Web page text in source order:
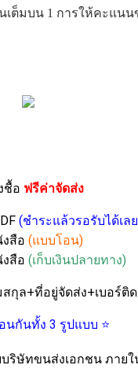
เต็มบน 1 การให้คะแนน
ชื้อ ฟรีค่าจัดส่ง
(ชำระแล้วรอรับได้เล
สือ (แบบโอน)
สือ (เก็บเงินปลายทาง)
กุล+ที่อยู่จัดส่ง+เบอร์ติ
นกันทั้ง 3 รูปแบบ ⭐
บริษัทขนส่งเอกชน ภายใ